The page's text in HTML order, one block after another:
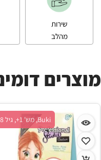
שירות
מהלב
מוצרים
Buki, מש' 1+, גיל 8+